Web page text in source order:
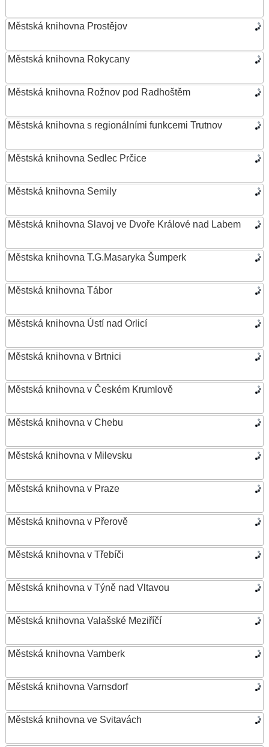
Městská knihovna Prostějov
Městská knihovna Rokycany
Městská knihovna Rožnov pod Radhoštěm
Městská knihovna s regionálními funkcemi Trutnov
Městská knihovna Sedlec Prčice
Městská knihovna Semily
Městská knihovna Slavoj ve Dvoře Králové nad Labem
Městska knihovna T.G.Masaryka Šumperk
Městská knihovna Tábor
Městská knihovna Ústí nad Orlicí
Městská knihovna v Brtnici
Městská knihovna v Českém Krumlově
Městská knihovna v Chebu
Městská knihovna v Milevsku
Městská knihovna v Praze
Městská knihovna v Přerově
Městská knihovna v Třebíči
Městská knihovna v Týně nad Vltavou
Městská knihovna Valašské Meziříčí
Městská knihovna Vamberk
Městská knihovna Varnsdorf
Městská knihovna ve Svitavách